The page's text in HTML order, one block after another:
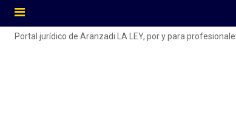
Portal jurídico de Aranzadi LA LEY, por y para